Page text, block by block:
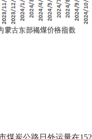
煤炭公路日外运量在152